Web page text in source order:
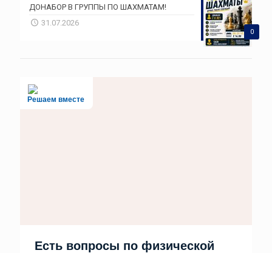
0
ДОНАБОР В ГРУППЫ ПО ШАХМАТАМ!
31.07.2026
Решаем вместе
Есть вопросы по физической